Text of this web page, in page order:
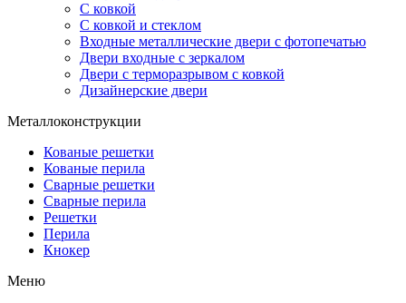
С ковкой
С ковкой и стеклом
Входные металлические двери с фотопечатью
Двери входные с зеркалом
Двери с терморазрывом с ковкой
Дизайнерские двери
Металлоконструкции
Кованые решетки
Кованые перила
Сварные решетки
Сварные перила
Решетки
Перила
Кнокер
Меню